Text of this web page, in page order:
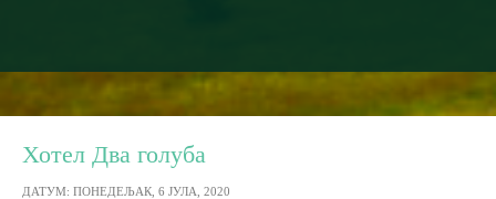
Хотел Два голуба
ДАТУМ: ПОНЕДЕЉАК, 6 ЈУЛА, 2020